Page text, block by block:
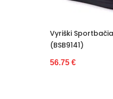
Vyriški
(BSB9143)
56.75 €